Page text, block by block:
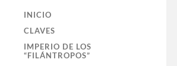
INICIO
CLAVES
IMPERIO DE LOS
“FILÁNTROPOS”